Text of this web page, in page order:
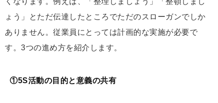
ょう」とただ伝達したところでただのスローガンでしか
ありません。従業員にとっては計画的な実施が必要で
す。3つの進め方を紹介します。
①5S活動の目的と意義の共有